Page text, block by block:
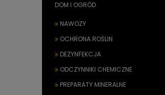
DOM I OGRÓD
NAWOZY
OCHRONA ROŚLIN
DEZYNFEKCJA
ODCZYNNIKI CHEMICZNE
PREPARATY MINERALNE